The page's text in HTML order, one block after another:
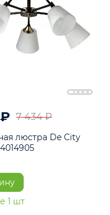
5 203 ₽
Потолочная
Альфа 324014905